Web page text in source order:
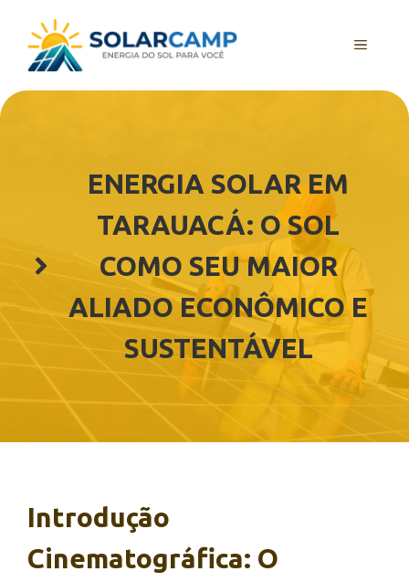
conteúdo
MENU
ENERGIA SOLAR EM
TARAUACÁ: O SOL
COMO SEU MAIOR
ALIADO ECONÔMICO E
SUSTENTÁVEL
Introdução
Cinematográfica: O